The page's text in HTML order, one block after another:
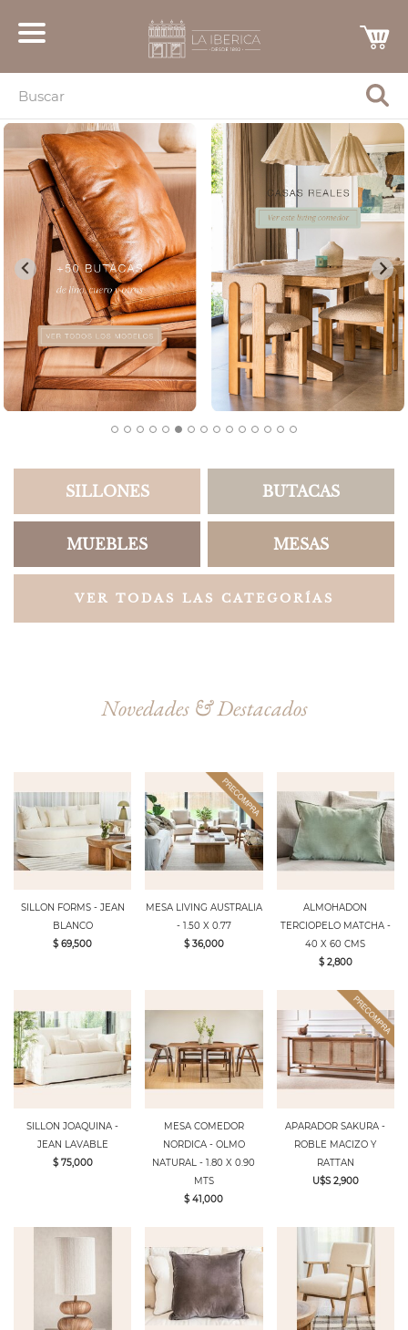
SILLONES BUTACAS
MUEBLES MESAS
VER TODAS LAS CATEGORÍAS
Novedades & Destacados
SILLON FORMS - JEAN
BLANCO
$ 69,500
MESA LIVING AUSTRALIA
- 1.50 X 0.77
$ 36,000
ALMOHADON
TERCIOPELO MATCHA -
40 X 60 CMS
$ 2,800
SILLON JOAQUINA -
JEAN LAVABLE
$ 75,000
MESA COMEDOR
NORDICA - OLMO
NATURAL - 1.80 X 0.90
MTS
$ 41,000
APARADOR SAKURA -
ROBLE MACIZO Y
RATTAN
U$S 2,900